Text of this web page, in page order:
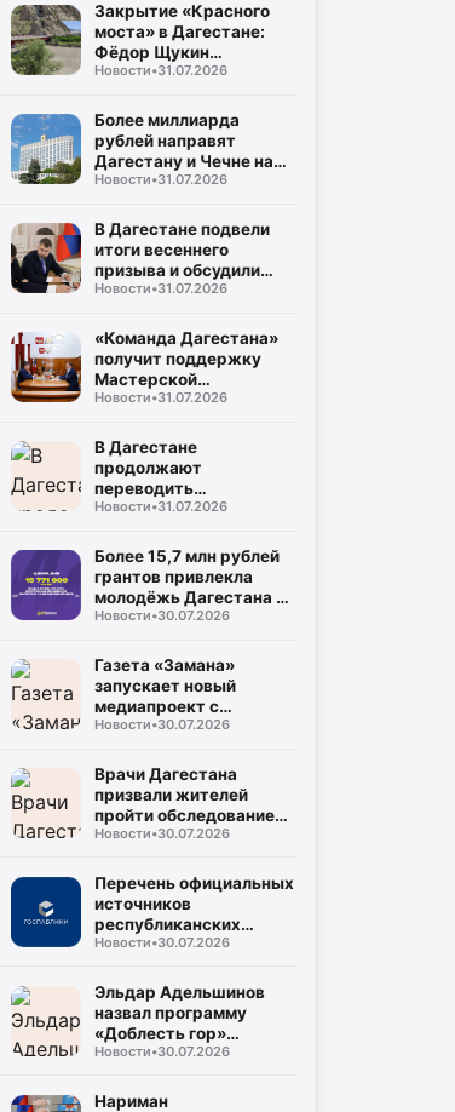
Закрытие «Красного
моста» в Дагестане:
Фёдор Щукин
потребовал ускорить
Новости•31.07.2026
Более миллиарда
рублей направят
Дагестану и Чечне на
помощь пострадавшим
Новости•31.07.2026
В Дагестане подвели
итоги весеннего
призыва и обсудили
набор на контрактную
Новости•31.07.2026
«Команда Дагестана»
получит поддержку
Мастерской
управления «Сенеж»
Новости•31.07.2026
В Дагестане
продолжают
переводить
газопроводы под землю
безопасности
Новости•31.07.2026
Более 15,7 млн рублей
грантов привлекла
молодёжь Дагестана в
2026 году
Новости•30.07.2026
Газета «Замана»
запускает новый
медиапроект с
участием известных
Новости•30.07.2026
Врачи Дагестана
призвали жителей
пройти обследование
на гепатит С во время
Новости•30.07.2026
Перечень официальных
источников
республиканских
средств массовой
Новости•30.07.2026
Эльдар Адельшинов
назвал программу
«Доблесть гор»
важным ресурсом для
Новости•30.07.2026
Нариман